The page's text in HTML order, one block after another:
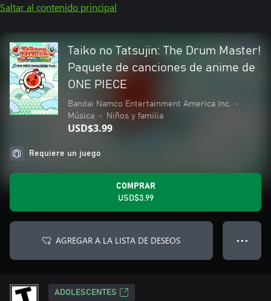
Saltar al contenido principal
Taiko no Tatsujin: The Drum Master!
Paquete de canciones de anime de
ONE PIECE
Bandai Namco Entertainment America Inc.
•
Música
• Niños y familia
USD$3.99
Requiere un juego
COMPRAR
USD$3.99
AGREGAR A LA LISTA DE DESEOS ● ● ●
ADOLESCENTES